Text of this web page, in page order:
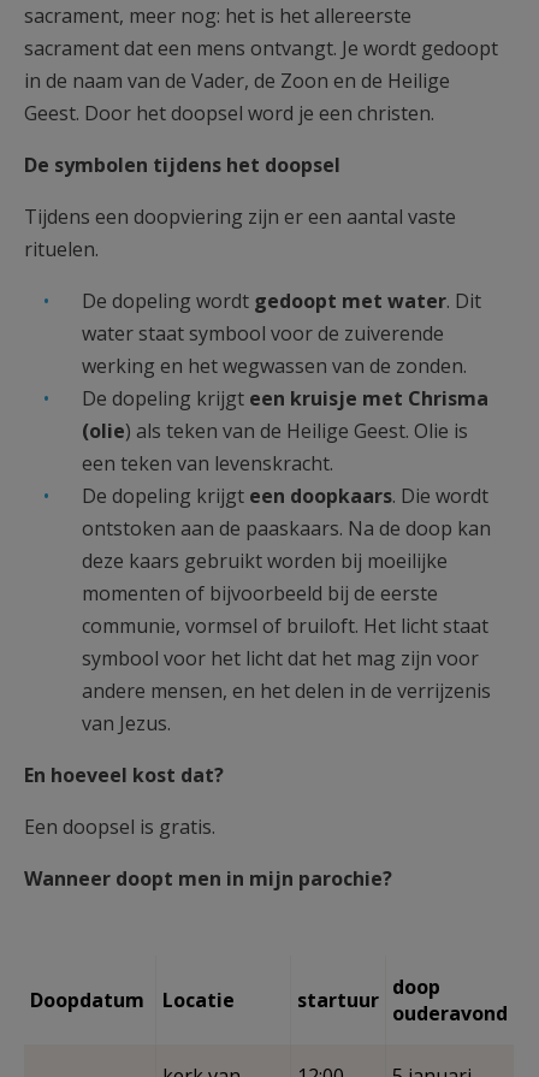
sacrament, meer nog: het is het allereerste
sacrament dat een mens ontvangt. Je wordt gedoopt
in de naam van de Vader, de Zoon en de Heilige
Geest. Door het doopsel word je een christen.
De symbolen tijdens het doopsel
Tijdens een doopviering zijn er een aantal vaste
rituelen.
De dopeling wordt gedoopt met water. Dit
water staat symbool voor de zuiverende
werking en het wegwassen van de zonden.
De dopeling krijgt een kruisje met Chrisma
(olie) als teken van de Heilige Geest. Olie is
een teken van levenskracht.
De dopeling krijgt een doopkaars. Die wordt
ontstoken aan de paaskaars. Na de doop kan
deze kaars gebruikt worden bij moeilijke
momenten of bijvoorbeeld bij de eerste
communie, vormsel of bruiloft. Het licht staat
symbool voor het licht dat het mag zijn voor
andere mensen, en het delen in de verrijzenis
van Jezus.
En hoeveel kost dat?
Een doopsel is gratis.
Wanneer doopt men in mijn parochie?
Doopdatum Locatie startuur doop
ouderavond